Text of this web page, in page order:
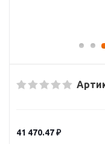
41 470.47₽